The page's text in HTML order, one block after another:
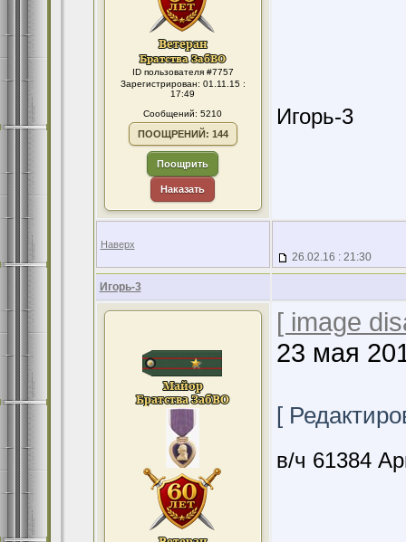
ID пользователя #7757
Зарегистрирован: 01.11.15 :
17:49
Сообщений: 5210
ПООЩРЕНИЙ: 144
Поощрить
Наказать
Игорь-3
Наверх
26.02.16 : 21:30
Игорь-3
[ image
23 мая
[
в/ч 61384